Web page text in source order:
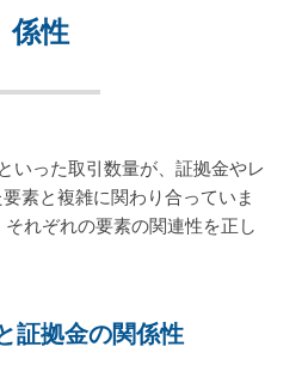
係性
いった取引数量が、証拠金やレ
素と複雑に関わり合っていま
れぞれの要素の関連性を正し
証拠金の関係性